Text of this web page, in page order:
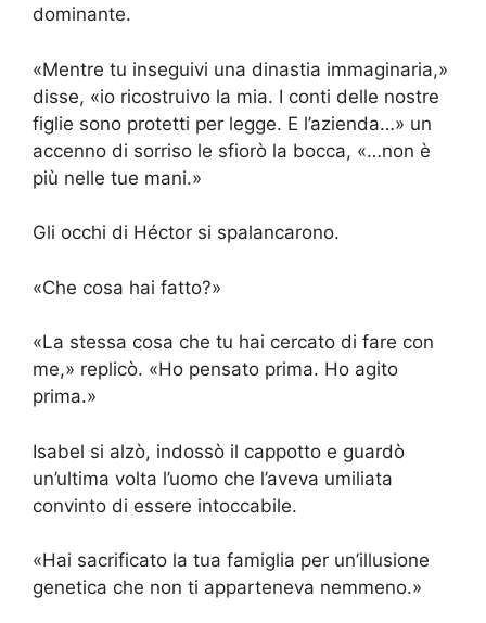
dominante.
«Mentre tu inseguivi una dinastia immaginaria,»
disse, «io ricostruivo la mia. I conti delle nostre
figlie sono protetti per legge. E l’azienda…» un
accenno di sorriso le sfiorò la bocca, «…non è
più nelle tue mani.»
Gli occhi di Héctor si spalancarono.
«Che cosa hai fatto?»
«La stessa cosa che tu hai cercato di fare con
me,» replicò. «Ho pensato prima. Ho agito
prima.»
Isabel si alzò, indossò il cappotto e guardò
un’ultima volta l’uomo che l’aveva umiliata
convinto di essere intoccabile.
«Hai sacrificato la tua famiglia per un’illusione
genetica che non ti apparteneva nemmeno.»